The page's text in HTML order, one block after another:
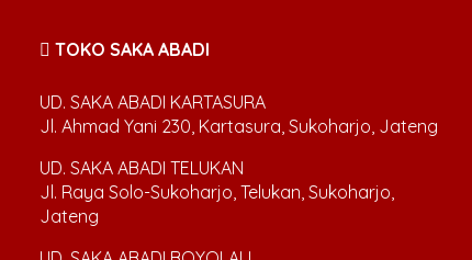
TOKO SAKA ABADI
UD. SAKA ABADI KARTASURA
Jl. Ahmad Yani 230, Kartasura, Sukoharjo, Jateng
UD. SAKA ABADI TELUKAN
Jl. Raya Solo-Sukoharjo, Telukan, Sukoharjo,
Jateng